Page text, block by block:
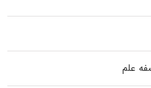
علم